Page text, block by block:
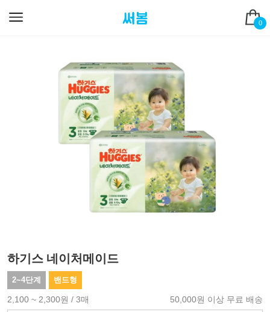
0
하기스 네이처메이드
2~4단계 밴드형
2,100 ~ 2,300원 / 3매 50,000원 이상 무료 배송